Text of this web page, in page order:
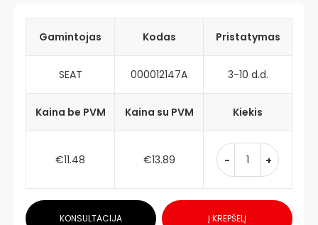
Gamintojas Kodas Pristatymas
SEAT 000012147A 3-10 d.d.
Kaina be PVM Kaina su PVM Kiekis
€11.48 €13.89 - +
KONSULTACIJA Į KREPŠELĮ